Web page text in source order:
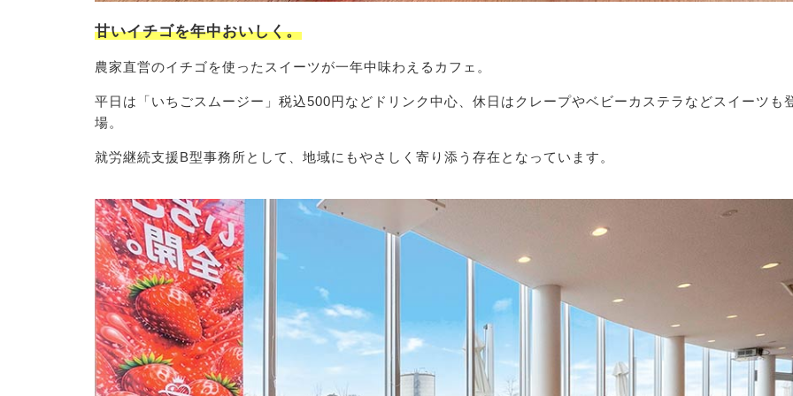
甘いイチゴを年中おいしく。
農家直営のイチゴを使ったスイーツが一年中味わえるカフェ。
平日は「いちごスムージー」税込500円などドリンク中心、休日はクレープやベビーカステラなどスイーツも
場。
就労継続支援B型事務所として、地域にもやさしく寄り添う存在となっています。